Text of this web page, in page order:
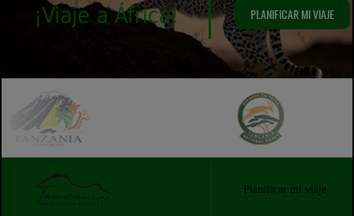
¡Viaje a África! PLANIFICAR MI VIAJE
Planificar mi viaje